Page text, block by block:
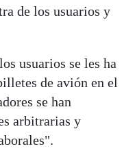
de los usuarios y
usuarios se les ha
de avión en el
se han
arbitrarias y